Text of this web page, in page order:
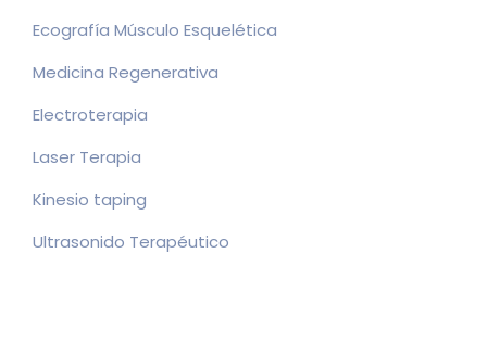
Ecografía Músculo Esquelética
Medicina Regenerativa
Electroterapia
Laser Terapia
Kinesio taping
Ultrasonido Terapéutico